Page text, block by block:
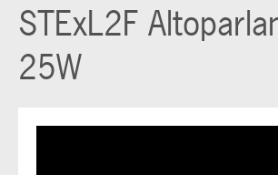
STExL2F
25W